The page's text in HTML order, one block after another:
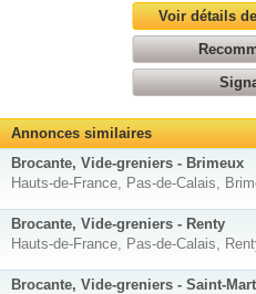
Voir détails
Annonces similaires
Brocante, Vide-greniers - Brimeux
Hauts-de-France, Pas-de-Calais,
Brocante, Vide-greniers - Renty
Hauts-de-France, Pas-de-Calais,
Brocante, Vide-greniers - Saint-